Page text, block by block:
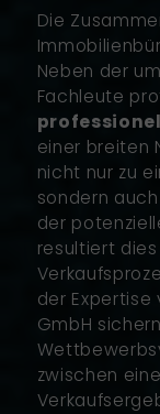
Die
Neben der
Fachleute
einer breiten
nicht nur zu
sondern
der
resultiert
der Expertise
GmbH
zwischen